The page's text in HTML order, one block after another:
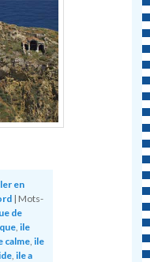
en
| Mots-
de
,ile
calme ,ile
,ile a